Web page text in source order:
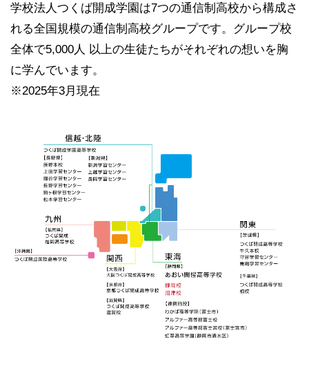
学校法人つくば開成学園は7つの通信制高校から構成さ
れる全国規模の通信制高校グループです。グループ校
全体で5,000人 以上の生徒たちがそれぞれの想いを胸
に学んでいます。
※2025年3月現在